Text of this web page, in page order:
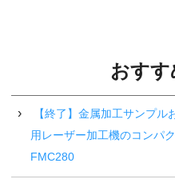
おす
【終了】金属加工サンプ
用レーザー加工機のコンパ
FMC280